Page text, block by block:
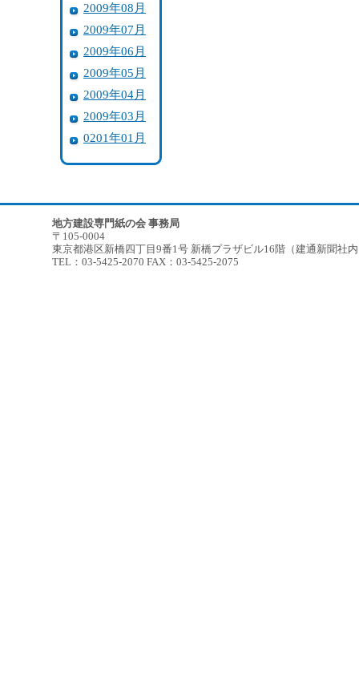
2009年08月
2009年07月
2009年06月
2009年05月
2009年04月
2009年03月
0201年01月
地方建設専門紙の会 事務局
〒105-0004
東京都港区新橋四丁目9番1号 新橋プラザビル16階（建通新聞社
TEL：03-5425-2070 FAX：03-5425-2075